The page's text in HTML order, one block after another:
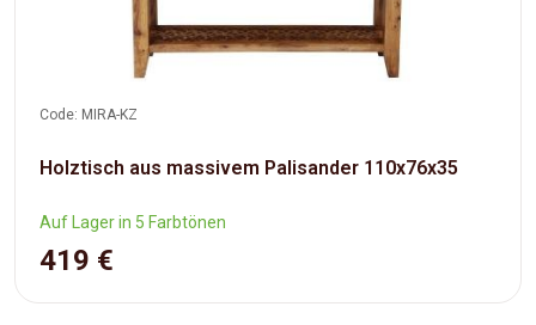
Code: MIRA-KZ
Holztisch aus massivem Palisander 110x76x35
Auf Lager in 5 Farbtönen
419 €